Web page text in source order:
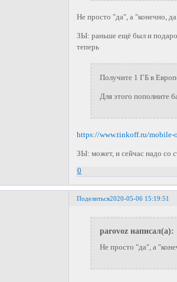
Не просто "да", а "конечно,
ЗЫ: раньше ещё был и
теперь
Получите 1 ГБ в
Для этого пополните
https://www.tinkoff.ru/mobile-
ЗЫ: может, и сейчас надо со
0
Поделиться2020-05-06 15:19:51
parovoz написал(а):
Не просто "да", а